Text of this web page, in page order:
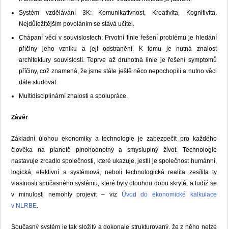
Systém vzdělávání 3K: Komunikativnost, Kreativita, Kognitivita.
Nejdůležitějším povoláním se stává učitel.
Chápaní věcí v souvislostech: Prvotní linie řešení problému je hledání
příčiny jeho vzniku a její odstranění. K tomu je nutná znalost
architektury souvislostí. Teprve až druhotná linie je řešení symptomů
příčiny, což znamená, že jsme stále ještě něco nepochopili a nutno věci
dále studovat.
Multidisciplinární znalosti a spolupráce.
Závěr
Základní úlohou ekonomiky a technologie je zabezpečit pro každého
člověka na planetě plnohodnotný a smysluplný život. Technologie
nastavuje zrcadlo společnosti, které ukazuje, jestli je společnost humánní,
logická, efektivní a systémová, neboli technologická realita zesílila ty
vlastnosti současného systému, které byly dlouhou dobu skryté, a tudíž se
v minulosti nemohly projevit – viz
Úvod do ekonomické kalkulace
v NLRBE.
Současný systém je tak složitý a dokonale strukturovaný, že z něho nelze